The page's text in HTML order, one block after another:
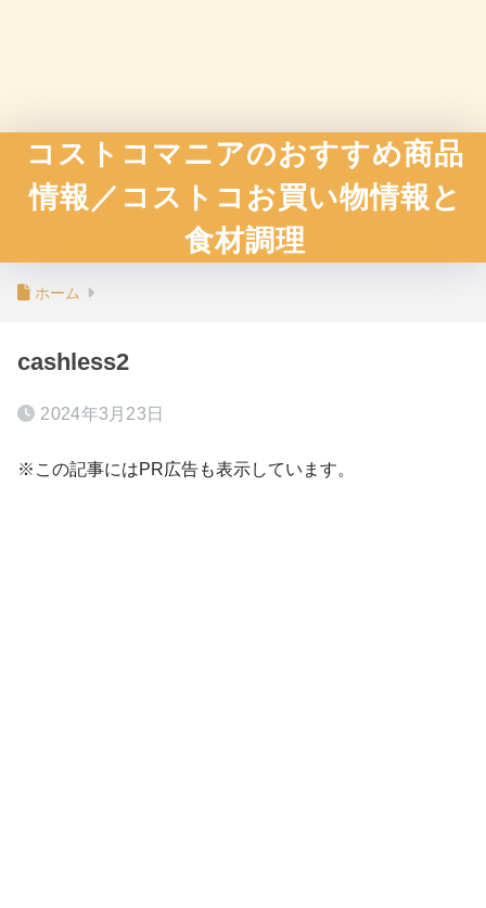
コストコマニアのおすすめ商品
情報／コストコお買い物情報と
食材調理
ホーム
cashless2
2024年3月23日
※この記事にはPR広告も表示しています。